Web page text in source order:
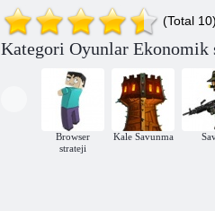
Kral Zindanı
Boşta Kurabiye
Kralı
Kuş Oyunu
Tıklayıcısı
(Total 10)
Kategori Oyunlar Ekonomik
Browser
strateji
Kale Savunma